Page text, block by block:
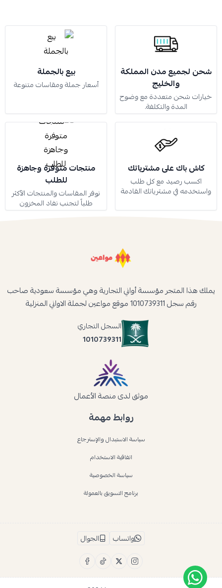
شحن لجميع مدن المملكة
والخليج
خيارات شحن متعددة مع وضوح
المدة والتكلفة.
بيع بالجملة
أسعار جملة ومقاسات متنوعة
كاش باك على مشترياتك
اكسب رصيد مع كل طلب
واستخدمه في مشترياتك القادمة
منتجات متوفرة وجاهزة
للطلب
نوفر المقاسات والمنتجات الأكثر
طلباً لتجنب نفاد المخزون
روابط مهمة
سياسة الاستبدال والإسترجاع
اتفاقية الاستخدام
سياسة الخصوصية
برنامج التسويق بالعمولة
يملك هذا المتجر مؤسسة أواني التجارية وهي مؤسسة سعودية صاحب
رقم سجل 1010739311 موقع مواعين لجملة الاواني المنزلية
السجل التجاري
1010739311
موثق لدى منصة الأعمال
واتساب الجوال